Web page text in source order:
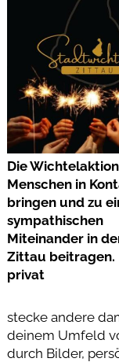
Die
Menschen in
bringen und zu
sympathischen
Miteinander in
Zittau beitragen.
privat
stecke andere
deinem Umfeld
durch Bilder,